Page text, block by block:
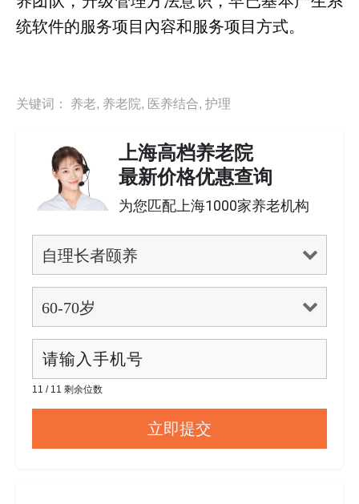
统软件的服务项目內容和服务项目方式。
关键词： 养老, 养老院, 医养结合, 护理
上海高档养老院
最新价格优惠查询
为您匹配上海1000家养老机构
11 / 11 剩余位数